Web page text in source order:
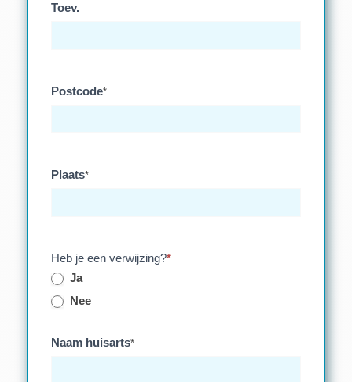
Toev.
Postcode*
Plaats*
Heb je een verwijzing?*
Ja
Nee
Naam huisarts*